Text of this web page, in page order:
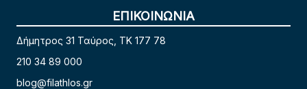
ΕΠΙΚΟΙΝΩΝΙΑ
Δήμητρος 31 Ταύρος, TK 177 78
210 34 89 000
blog@filathlos.gr